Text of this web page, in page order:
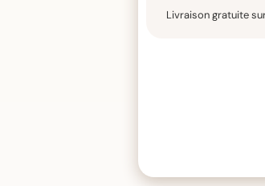
Livraison gratuite